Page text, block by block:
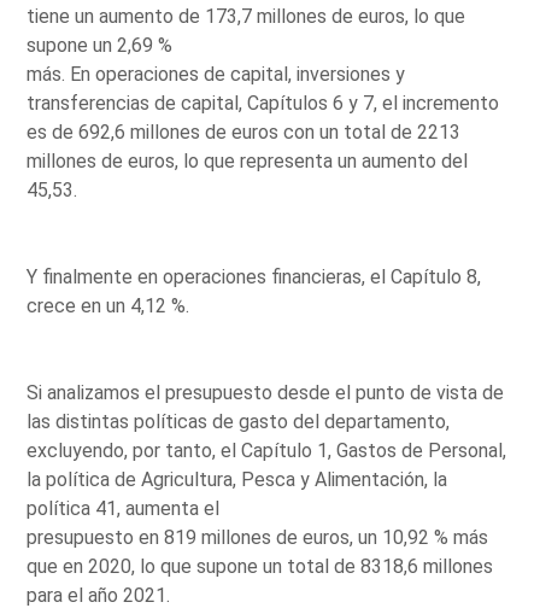
tiene un aumento de 173,7 millones de euros, lo que
supone un 2,69 %
más. En operaciones de capital, inversiones y
transferencias de capital, Capítulos 6 y 7, el incremento
es de 692,6 millones de euros con un total de 2213
millones de euros, lo que representa un aumento del
45,53.
Y finalmente en operaciones financieras, el Capítulo 8,
crece en un 4,12 %.
Si analizamos el presupuesto desde el punto de vista de
las distintas políticas de gasto del departamento,
excluyendo, por tanto, el Capítulo 1, Gastos de Personal,
la política de Agricultura, Pesca y Alimentación, la
política 41, aumenta el
presupuesto en 819 millones de euros, un 10,92 % más
que en 2020, lo que supone un total de 8318,6 millones
para el año 2021.